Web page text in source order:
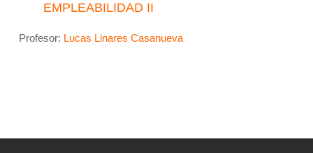
EMPLEABILIDAD II
Profesor: Lucas Linares Casanueva